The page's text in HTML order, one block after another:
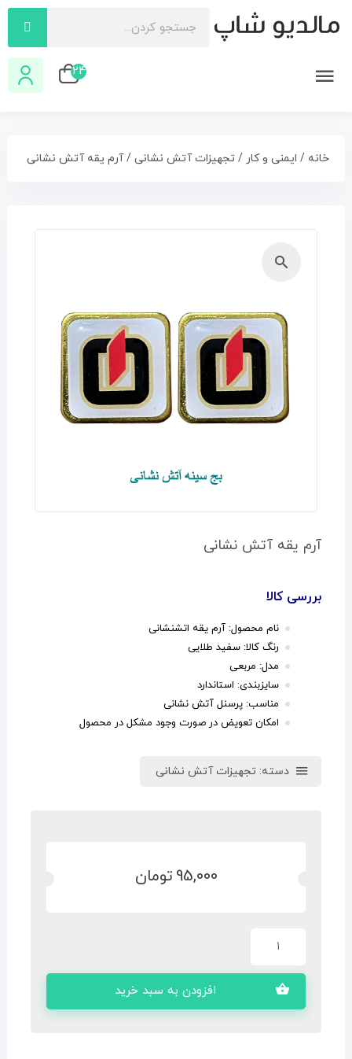
24
خانه / ایمنی و کار / تجهیزات آتش نشانی/ آرم یقه آتش نشانی
آرم یقه آتش نشانی
بررسی کالا
نام محصول: آرم یقه اتشنشانی
رنگ کالا: سفید طلایی
مدل: مربعی
سایزبندی: استاندارد
مناسب: پرسنل آتش نشانی
امکان تعویض در صورت وجود مشکل در محصول
دسته: تجهیزات آتش نشانی
95,000 تومان
افزودن به سبد خرید